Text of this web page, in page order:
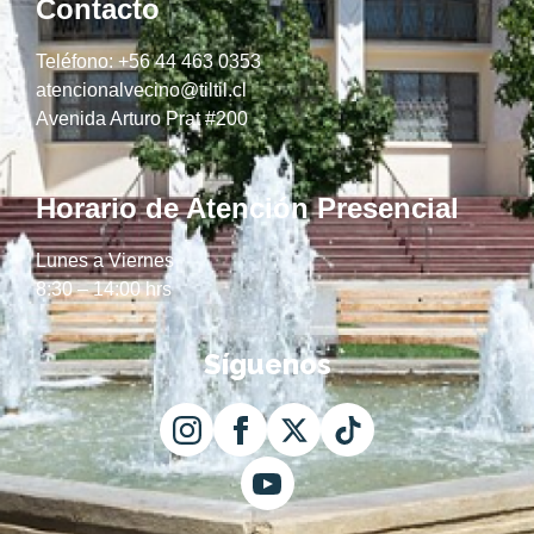
Contacto
Teléfono: +56 44 463 0353
atencionalvecino@tiltil.cl
Avenida Arturo Prat #200
Horario de Atención Presencial
Lunes a Viernes
8:30 – 14:00 hrs
Síguenos